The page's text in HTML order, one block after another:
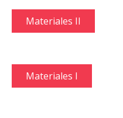
Materiales II
Materiales I